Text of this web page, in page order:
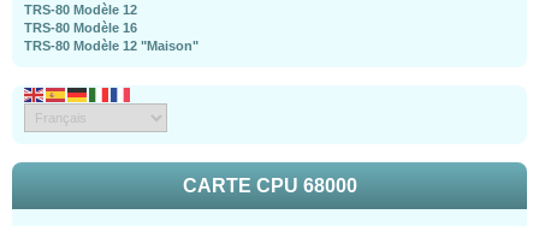
TRS-80 Modèle 12
TRS-80 Modèle 16
TRS-80 Modèle 12 "Maison"
CARTE CPU 68000